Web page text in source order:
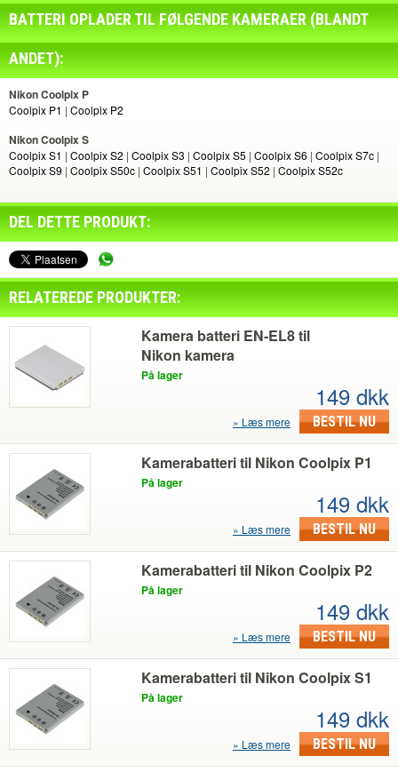
14 dages "virker ikke - pengene tilbage" eller bytte garanti
Special tilbud!
Hvis du både køber et Batteri oplader til Nikon EN-EL8 og
en kamera batteri på samme tid, får du enmængde rabat
på 40 dkk!
BATTERI OPLADER TIL FØLGENDE KAMERAER (BLANDT
ANDET):
Nikon Coolpix P
Coolpix P1 | Coolpix P2
Nikon Coolpix S
Coolpix S1 | Coolpix S2 | Coolpix S3 | Coolpix S5 | Coolpix S6 | Coolpix S7c |
Coolpix S9 | Coolpix S50c | Coolpix S51 | Coolpix S52 | Coolpix S52c
DEL DETTE PRODUKT:
RELATEREDE PRODUKTER:
Kamera batteri EN-EL8 til
Nikon kamera
På lager
149 dkk
BESTIL NU
Læs mere
Kamerabatteri til Nikon Coolpix P1
På lager
149 dkk
BESTIL NU
Læs mere
Kamerabatteri til Nikon Coolpix P2
På lager
149 dkk
BESTIL NU
Læs mere
Kamerabatteri til Nikon Coolpix S1
På lager
149 dkk
BESTIL NU
Læs mere